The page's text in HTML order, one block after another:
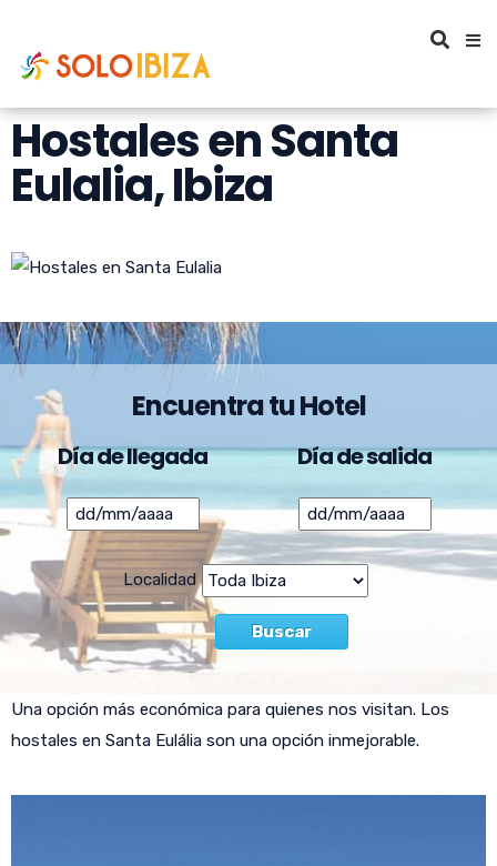
Hostales en Santa
Eulalia, Ibiza
Encuentra tu Hotel
Día de llegada Día de salida
Localidad
Una opción más económica para quienes nos visitan. Los
hostales en Santa Eulália son una opción inmejorable.